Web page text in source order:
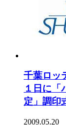
千葉ロッ
１日に「
定」調印
2009.05.20